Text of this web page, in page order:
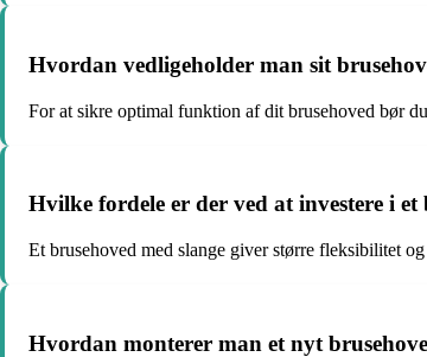
Hvordan vedligeholder man sit
For at sikre optimal funktion af dit brusehoved bør
Hvilke fordele er der ved at investere i et
Et brusehoved med slange giver større fleksibilitet
Hvordan monterer man et nyt